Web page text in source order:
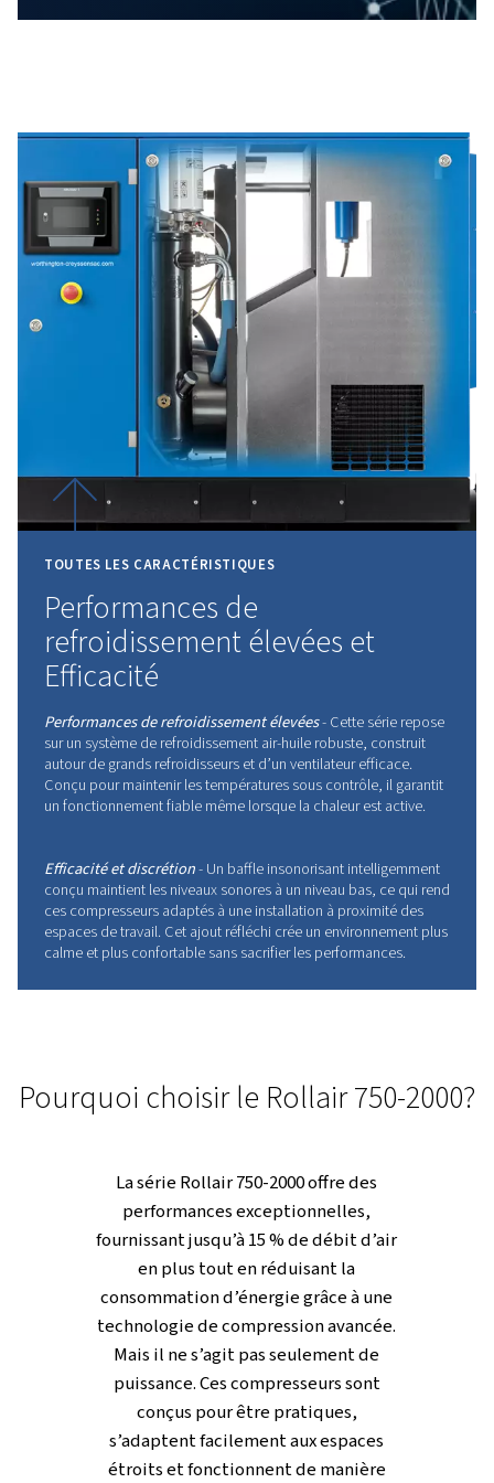
les coûts d’exploitation au fil du temps. Et
élevée lorsque c’est le plus important.
INNOVERL'AVENIRDE
COMPRIMÉAVEC
WORTHINGTON
CREYSSENSAC
Leader du secteur grâce à des technologies
développées, répondant aux normes les plus
matière d'efficacité et de fiabilité.
Worthington Creyssensac !
Contactez votre expert dès aujourd'hui